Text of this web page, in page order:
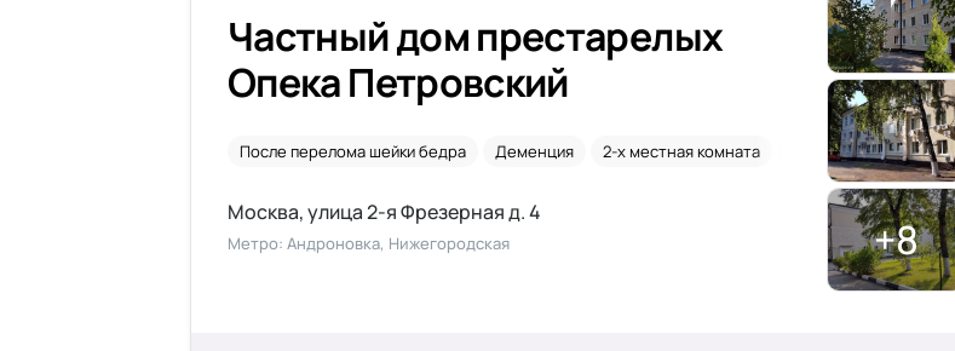
Частный дом престарелых
Опека Петровский
После перелома шейки бедра Деменция 2-х местная комната По гос программе
Москва, улица 2-я Фрезерная д. 4
Метро: Андроновка, Нижегородская +8